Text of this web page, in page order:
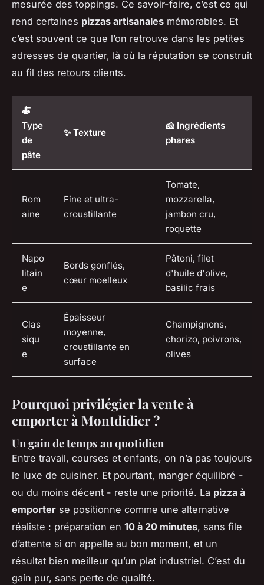
mesurée des toppings. Ce savoir-faire, c’est ce qui
rend certaines pizzas artisanales mémorables. Et
c’est souvent ce que l’on retrouve dans les petites
adresses de quartier, là où la réputation se construit
au fil des retours clients.
🍝
Type
de
pâte
✨ Texture
🧀 Ingrédients
phares
Rom
aine
Fine et ultra-
croustillante
Tomate,
mozzarella,
jambon cru,
roquette
Napo
litain
e
Bords gonflés,
cœur moelleux
Pâtoni, filet
d'huile d'olive,
basilic frais
Clas
siqu
e
Épaisseur
moyenne,
croustillante en
surface
Champignons,
chorizo, poivrons,
olives
Pourquoi privilégier la vente à
emporter à Montdidier ?
Un gain de temps au quotidien
Entre travail, courses et enfants, on n’a pas toujours
le luxe de cuisiner. Et pourtant, manger équilibré -
ou du moins décent - reste une priorité. La pizza à
emporter se positionne comme une alternative
réaliste : préparation en 10 à 20 minutes, sans file
d’attente si on appelle au bon moment, et un
résultat bien meilleur qu’un plat industriel. C’est du
gain pur, sans perte de qualité.